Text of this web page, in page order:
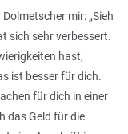
mir: „Sieh
sich sehr verbessert.
hast,
ist besser für dich.
für dich in einer
das Geld für die